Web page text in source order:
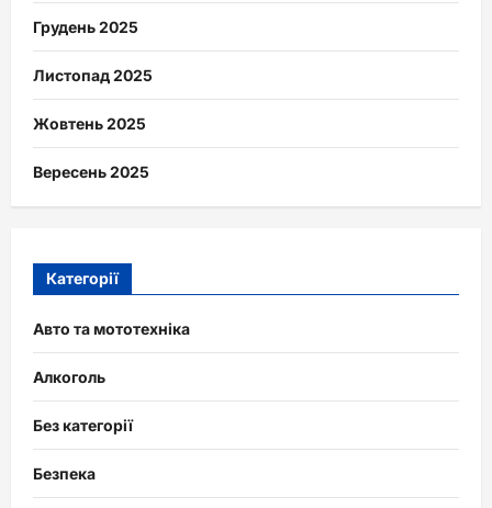
Грудень 2025
Листопад 2025
Жовтень 2025
Вересень 2025
Категорії
Авто та мототехніка
Алкоголь
Без категорії
Безпека